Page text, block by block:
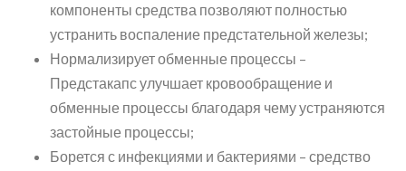
компоненты средства позволяют полностью
устранить воспаление предстательной железы;
Нормализирует обменные процессы –
Предстакапс улучшает кровообращение и
обменные процессы благодаря чему устраняются
застойные процессы;
Борется с инфекциями и бактериями – средство